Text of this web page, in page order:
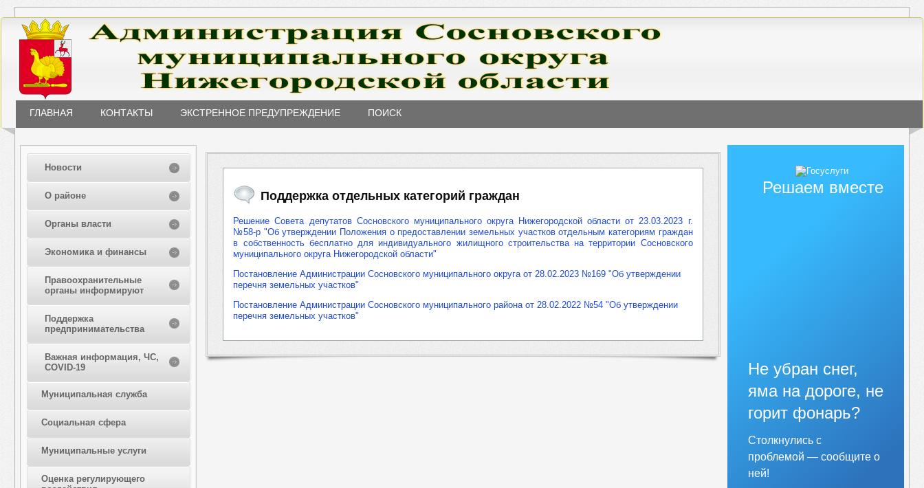
ГЛАВНАЯ КОНТАКТЫ ЭКСТРЕННОЕ ПРЕДУПРЕЖДЕНИЕ ПОИСК
Новости
О районе
Органы власти
Экономика и финансы
Правоохранительные
органы информируют
Поддержка
предпринимательства
Важная информация, ЧС,
COVID-19
Муниципальная служба
Социальная сфера
Муниципальные услуги
Оценка регулирующего
Поддержка отдельных категорий граждан
Решение Совета депутатов Сосновского муниципального округа Нижегородской области от 23.03.2023 г.
№58-р "Об утверждении Положения о предоставлении земельных участков отдельным категориям граждан
в собственность бесплатно для индивидуального жилищного строительства на территории Сосновского
муниципального округа Нижегородской области"
Постановление Администрации Сосновского муниципального округа от 28.02.2023 №169 "Об утверждении
перечня земельных участков"
Постановление Администрации Сосновского муниципального района от 28.02.2022 №54 "Об утверждении
перечня земельных участков"
Решаем вместе
Не убран снег,
яма на дороге, не
горит фонарь?
Столкнулись с
проблемой — сообщите о
ней!